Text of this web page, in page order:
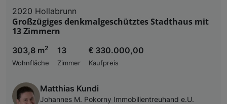
2020 Hollabrunn
Großzügiges denkmalgeschütztes Stadthaus mit
13 Zimmern
303,8 m2
Wohnfläche
13
Zimmer
€ 330.000,00
Kaufpreis
Matthias Kundi
Johannes M. Pokorny Immobilientreuhand e.U.